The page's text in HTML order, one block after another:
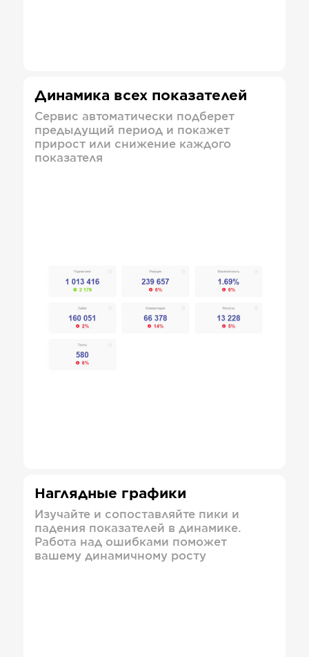
Динамика всех показателей
Сервис автоматически подберет
предыдущий период и покажет
прирост или снижение каждого
показателя
Наглядные графики
Изучайте и сопоставляйте пики и
падения показателей в динамике.
Работа над ошибками поможет
вашему динамичному росту